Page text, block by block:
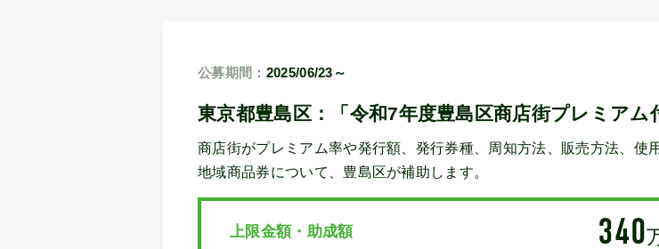
公募期間： 2025/06/23～
東京都豊島区：「令和7年度豊島区商店街プレミアム
商店街がプレミアム率や発行額、発行券種、周知方法、販売方法、使
地域商品券について、豊島区が補助します。
上限金額・助成額 340